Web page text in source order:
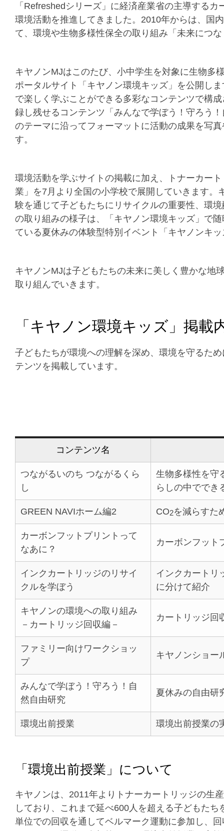
「Refreshedシリーズ」に経済産業省の主導する
環境活動を推進してきました。2010年からは、国
て、環境や生物多様性保全の取り組み「未来につ
キヤノンMJはこのたび、小中学生を対象に生物多
ポータルサイト「キヤノン環境キッズ」を公開し
で楽しく学ぶことができる多彩なコンテンツで構
録し残せるコンテンツ「みんなで学ぼう！守ろう
のテーマに沿ってフォーマットに活動の成果を写
す。
環境活動を学ぶサイトの掲載に加え、トナーカー
業」を7月より全国の小学校で展開していきます
験を通じて子どもたちにリサイクルの重要性、環
の取り組みの様子は、「キヤノン環境キッズ」で
ている夏休みの体験型特別イベント「キヤノンキ
キヤノンMJは子どもたちの未来に美しく豊かな地
取り組んでいきます。
「キヤノン環境キッズ」掲載
子どもたちが環境への理解を深め、環境を守るた
テンツを掲載しています。
コンテンツ名
つながるいのち つながるくら
し
生物多様性を守
らしの中ででき
GREEN NAVIホーム編2 CO2を減らすた
カーボンフットプリントって
なあに？
カーボンフット
インクカートリッジのリサイ
クルを学ぼう
インクカートリ
に分けて紹介
キヤノンの環境への取り組み
－カートリッジ回収編－
カートリッジ回
ファミリー向けワークショッ
プ
キヤノンショー
みんなで学ぼう！守ろう！自
然自由研究
夏休みの自由研
環境出前授業 環境出前授業の
「環境出前授業」について
キヤノンは、2011年よりトナーカートリッジの生
しており、これまで延べ600人を超える子どもた
単位での回収を通してベルマーク運動に参加し、